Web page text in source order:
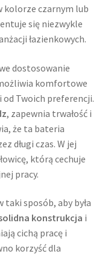
kolorze czarnym lub
się niezwykle
łazienkowych.
dostosowanie
komfortowe
Twoich preferencji.
, zapewnia trwałość i
że ta bateria
długi czas. W jej
którą cechuje
pracy.
sposób, aby była
konstrukcja i
cichą pracę i
korzyść dla